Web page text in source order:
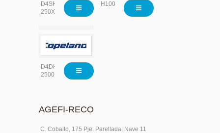
D4SH-
250X
H100CC
D4DH-
2500
AGEFI-RECO
C. Cobalto, 175 Pje. Parellada, Nave 11